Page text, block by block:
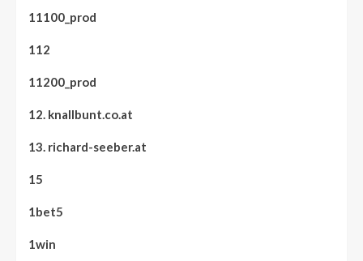
11100_prod
112
11200_prod
12. knallbunt.co.at
13. richard-seeber.at
15
1bet5
1win